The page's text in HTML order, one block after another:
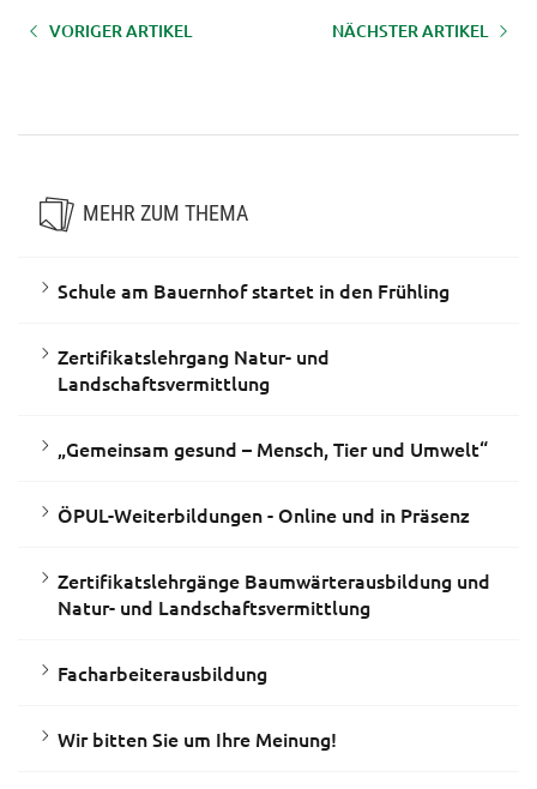
VORIGER ARTIKEL NÄCHSTER ARTIKEL
MEHR ZUM THEMA
Schule am Bauernhof startet in den Frühling
Zertifikatslehrgang Natur- und
Landschaftsvermittlung
„Gemeinsam gesund – Mensch, Tier und Umwelt“
ÖPUL-Weiterbildungen - Online und in Präsenz
Zertifikatslehrgänge Baumwärterausbildung und
Natur- und Landschaftsvermittlung
Facharbeiterausbildung
Wir bitten Sie um Ihre Meinung!